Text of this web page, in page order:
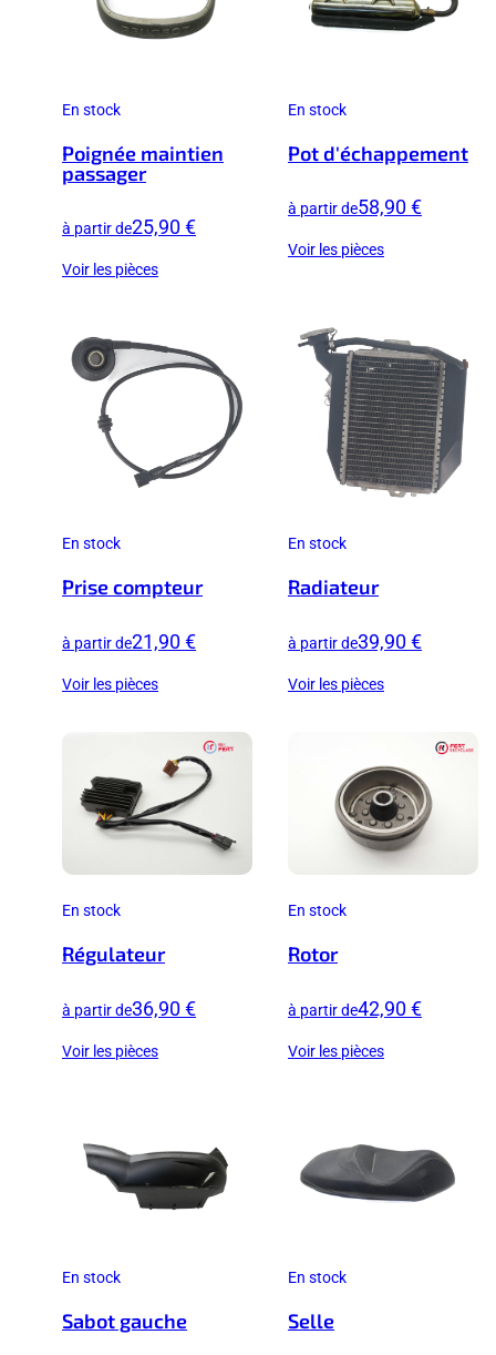
En stock
Poignée maintien
passager
à partir de25,90 €
Voir les pièces
En stock
Pot d'échappement
à partir de58,90 €
Voir les pièces
En stock
Prise compteur
à partir de21,90 €
Voir les pièces
En stock
Radiateur
à partir de39,90 €
Voir les pièces
En stock
Régulateur
à partir de36,90 €
Voir les pièces
En stock
Rotor
à partir de42,90 €
Voir les pièces
En stock
Sabot gauche
En stock
Selle